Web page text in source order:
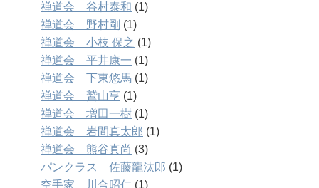
禅道会 谷村泰和 (1)
禅道会 野村剛 (1)
禅道会 小枝 保之 (1)
禅道会 平井康一 (1)
禅道会 下東悠馬 (1)
禅道会 鷲山亨 (1)
禅道会 増田一樹 (1)
禅道会 岩間真太郎 (1)
禅道会 熊谷真尚 (3)
パンクラス 佐藤龍汰郎 (1)
空手家 川合昭仁 (1)